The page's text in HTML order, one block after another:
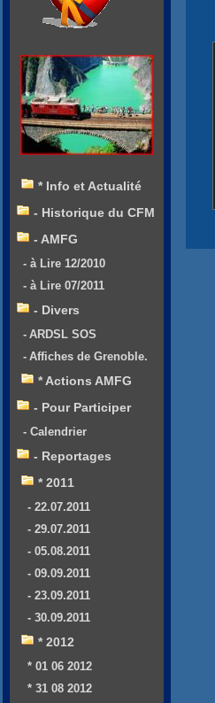
* Info et Actualité
- Historique du CFM
- AMFG
- à Lire 12/2010
- à Lire 07/2011
- Divers
- ARDSL SOS
- Affiches de Grenoble.
* Actions AMFG
- Pour Participer
- Calendrier
- Reportages
* 2011
- 22.07.2011
- 29.07.2011
- 05.08.2011
- 09.09.2011
- 23.09.2011
- 30.09.2011
* 2012
* 01 06 2012
* 31 08 2012